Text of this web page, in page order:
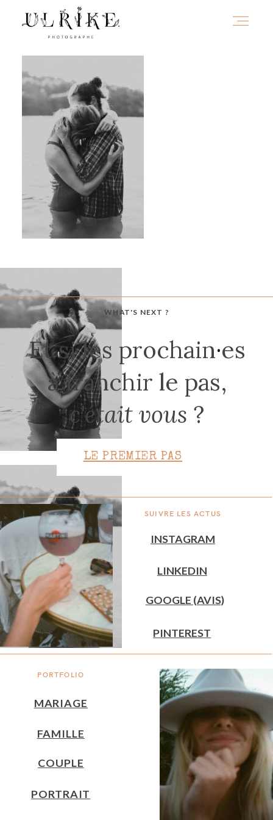
WHAT'S NEXT ?
PORTFOLIO
SUIVRE LES ACTUS
Et si les prochain·es
à franchir le pas,
c'était vous ?
MARIAGE
INSTAGRAM
GOOGLE (AVIS)
FAMILLE
PINTEREST
COUPLE
LINKEDIN
PORTRAIT
LE PREMIER PAS
A PROPOS
PORTFOLIO
JOURNAL
CONTACT